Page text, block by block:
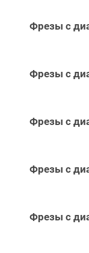
Фрезы с
Фрезы с
Фрезы с
Фрезы с
Фрезы с